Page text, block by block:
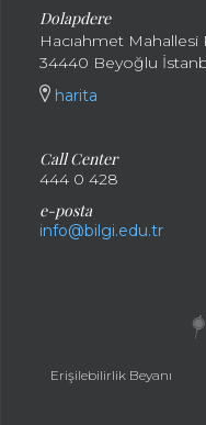
Dolapdere
Hacıahmet
34440 Beyoğlu
harita
Call Center
444 0 428
e-posta
info@bilgi.edu.tr
Erişilebilirlik Beyanı